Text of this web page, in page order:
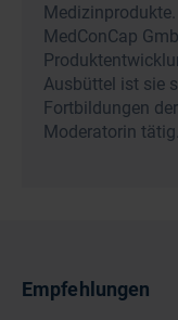
MedConCap
Ausbüttel ist sie
Fortbildungen
Moderatorin tätig.
Empfehlungen